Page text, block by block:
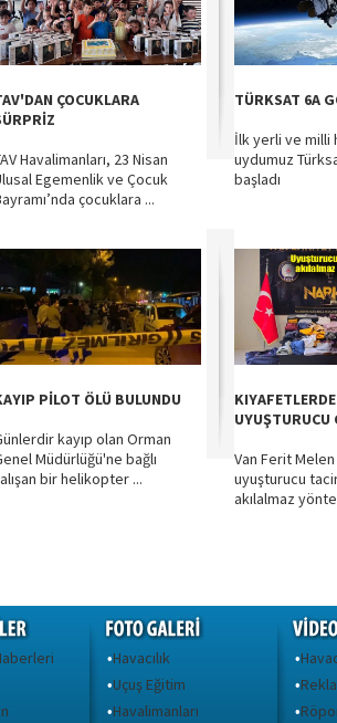
ÇOCUKLARA
Havalimanları, 23 Nisan
Egemenlik ve Çocuk
çocuklara ...
TÜRKSAT 6A
İlk yerli ve milli
uydumuz
başladı
PİLOT ÖLÜ BULUNDU
kayıp olan Orman
Müdürlüğü'ne bağlı
bir helikopter ...
UYUŞTURUCU
Van Ferit
uyuşturucu
akılalmaz
•Havacılık
•Uçuş Eğitim
•Havalimanları
•
•
•